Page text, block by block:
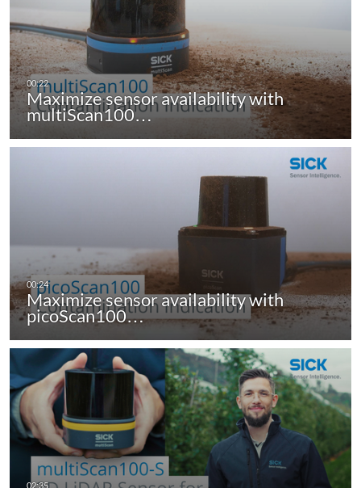
Maximize sensor availability with
multiScan100…
Maximize sensor availability with
picoScan100…